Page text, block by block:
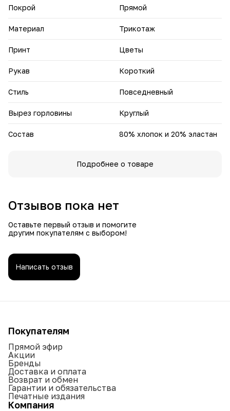
Покрой Прямой
Материал Трикотаж
Принт Цветы
Рукав Короткий
Стиль Повседневный
Вырез горловины Круглый
Состав 80% хлопок и 20% эластан
Подробнее о товаре
Отзывов пока нет
Оставьте первый отзыв и помогите
другим покупателям с выбором!
Написать отзыв
Покупателям
Прямой эфир
Акции
Бренды
Доставка и оплата
Возврат и обмен
Гарантии и обязательства
Печатные издания
Компания